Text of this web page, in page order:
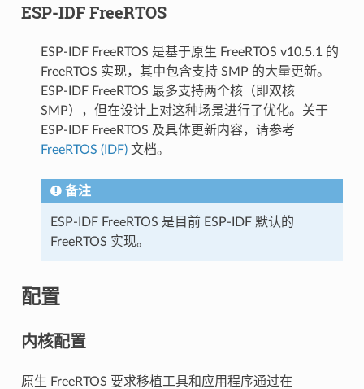
ESP-IDF FreeRTOS
ESP-IDF FreeRTOS 是基于原生 FreeRTOS v10.5.1 的
FreeRTOS 实现，其中包含支持 SMP 的大量更新。
ESP-IDF FreeRTOS 最多支持两个核（即双核
SMP），但在设计上对这种场景进行了优化。关于
ESP-IDF FreeRTOS 及具体更新内容，请参考
FreeRTOS (IDF)文档。
备注
ESP-IDF FreeRTOS 是目前 ESP-IDF 默认的
FreeRTOS 实现。
配置
内核配置
原生 FreeRTOS 要求移植工具和应用程序通过在